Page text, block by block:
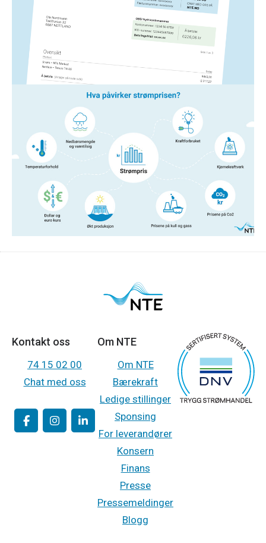
Hvis du lurer på noe som har med strømfakturaen fra
NTE å gjøre, har vi laget en forklaring på de ulike
elementene her.
Les mer
14. jan. 2026
Hva påvirker strømprisen?
Er du nysgjerrig på hva og hvem som egentlig
bestemmer hvor mye strømmen koster?
Les mer
Kontakt oss
74 15 02 00
Chat med oss
Om NTE
Om NTE
Bærekraft
Ledige stillinger
Sponsing
For leverandører
Konsern
Finans
Presse
Pressemeldinger
Blogg